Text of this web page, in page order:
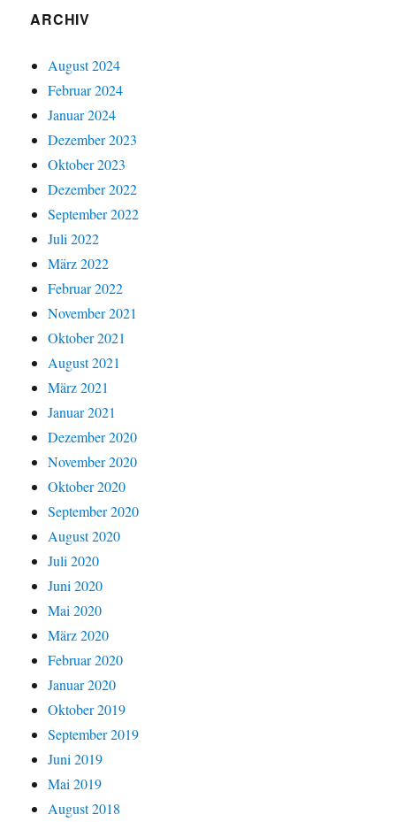
ARCHIV
August 2024
Februar 2024
Januar 2024
Dezember 2023
Oktober 2023
Dezember 2022
September 2022
Juli 2022
März 2022
Februar 2022
November 2021
Oktober 2021
August 2021
März 2021
Januar 2021
Dezember 2020
November 2020
Oktober 2020
September 2020
August 2020
Juli 2020
Juni 2020
Mai 2020
März 2020
Februar 2020
Januar 2020
Oktober 2019
September 2019
Juni 2019
Mai 2019
August 2018